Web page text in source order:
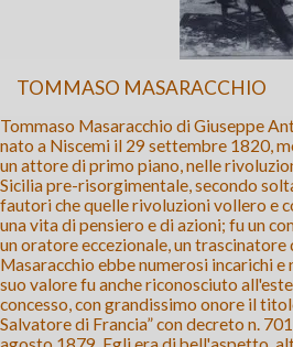
TOMMASO MASARACCHIO
Tommaso Masaracchio di Giuseppe
nato a Niscemi il 29 settembre 1820,
un attore di primo piano, nelle
Sicilia pre-risorgimentale, secondo
fautori che quelle rivoluzioni vollero e
una vita di pensiero e di azioni; fu un
un oratore eccezionale, un trascinatore
Masaracchio ebbe numerosi incarichi e
suo valore fu anche riconosciuto
concesso, con grandissimo onore il
Salvatore di Francia” con decreto n.